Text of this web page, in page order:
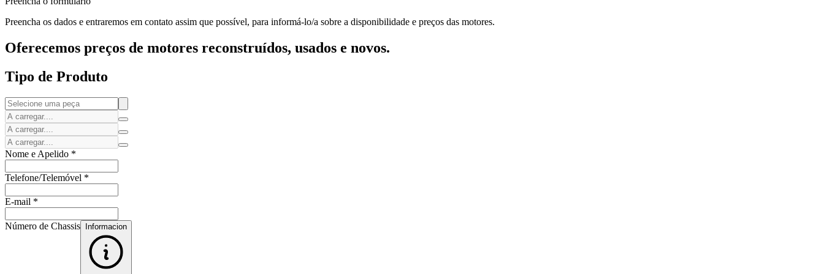
Preencha os dados e entraremos em contato assim que possível, para informá-lo/a sobre a disponibilidade e preços das motores.
Oferecemos preços de motores reconstruídos, usados e novos.
Tipo de Produto
Nome e Apelido *
Telefone/Telemóvel *
E-mail *
Número de Chassis Informacion